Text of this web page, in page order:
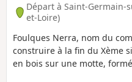
Départ à Saint-Germain-
et-Loire)
Foulques Nerra, nom du
construire à la fin du Xème
en bois sur une motte,